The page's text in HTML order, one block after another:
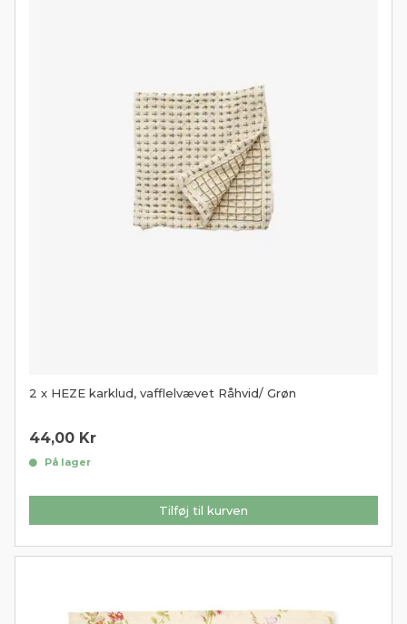
2 x HEZE karklud, vafflelvævet Råhvid/ Grøn
44,00 Kr
På lager
Tilføj til kurven